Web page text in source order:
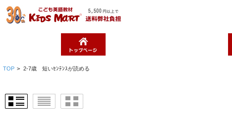
TOP > 2-7歳 短いｾﾝﾃﾝｽが読める